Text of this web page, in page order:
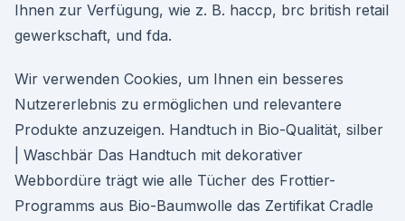
Ihnen zur Verfügung, wie z. B. haccp, brc british retail
gewerkschaft, und fda.
Wir verwenden Cookies, um Ihnen ein besseres
Nutzererlebnis zu ermöglichen und relevantere
Produkte anzuzeigen. Handtuch in Bio-Qualität, silber
| Waschbär Das Handtuch mit dekorativer
Webbordüre trägt wie alle Tücher des Frottier-
Programms aus Bio-Baumwolle das Zertifikat Cradle